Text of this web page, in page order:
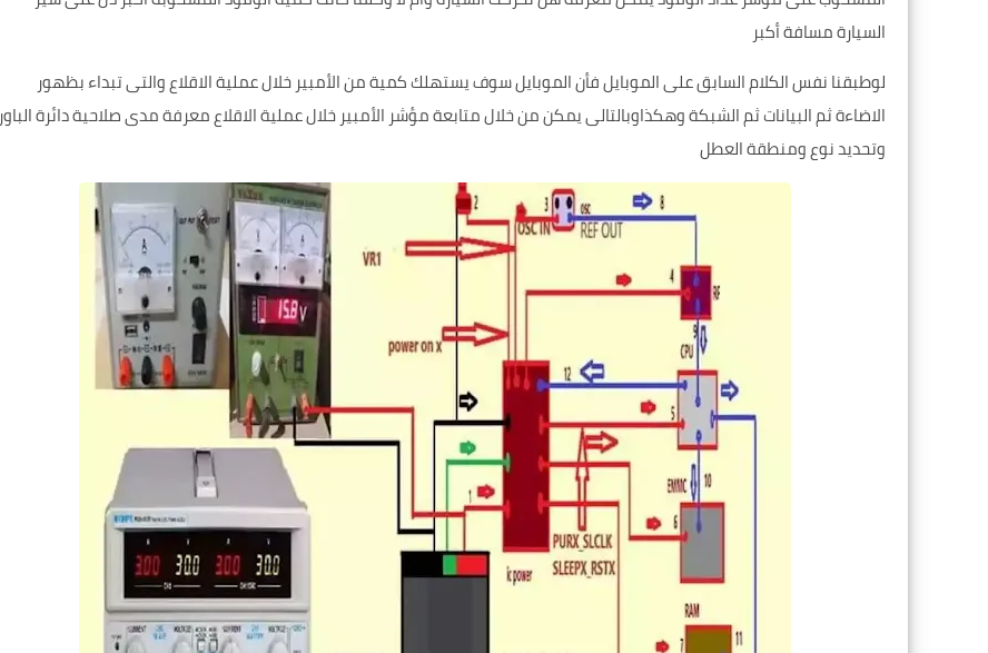
السيارة مسافة أكبر
لوطبقنا نفس الكلام السابق على الموبايل فأن الموبايل سوف يستهلك كمية من الأمبير خلال عملية الاقلاع والتى تبداء بظهور
الاضاءة ثم البيانات ثم الشبكة وهكذاوبالتالى يمكن من خلال متابعة مؤشر الأمبير خلال عملية الاقلاع معرفة مدى صلاحية دائرة الباور
وتحديد نوع ومنطقة العطل